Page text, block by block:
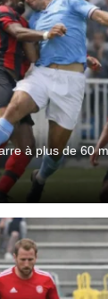
à plus de 60